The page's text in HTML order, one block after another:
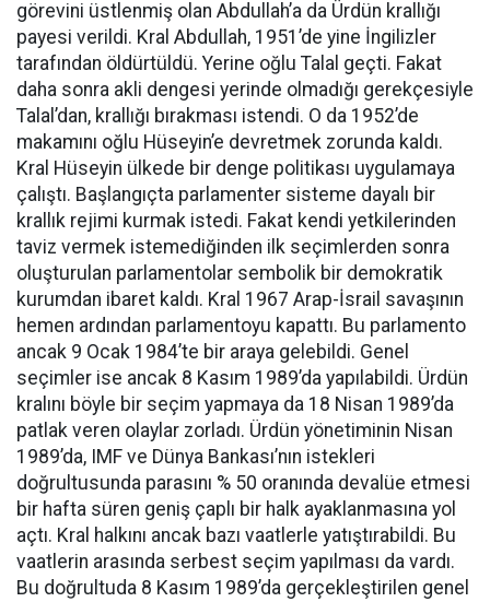
görevini üstlenmiş olan Abdullah’a da Ürdün krallığı
payesi verildi. Kral Abdullah, 1951’de yine İngilizler
tarafından öldürtüldü. Yerine oğlu Talal geçti. Fakat
daha sonra akli dengesi yerinde olmadığı gerekçesiyle
Talal’dan, krallığı bırakması istendi. O da 1952’de
makamını oğlu Hüseyin’e devretmek zorunda kaldı.
Kral Hüseyin ülkede bir denge politikası uygulamaya
çalıştı. Başlangıçta parlamenter sisteme dayalı bir
krallık rejimi kurmak istedi. Fakat kendi yetkilerinden
taviz vermek istemediğinden ilk seçimlerden sonra
oluşturulan parlamentolar sembolik bir demokratik
kurumdan ibaret kaldı. Kral 1967 Arap-İsrail savaşının
hemen ardından parlamentoyu kapattı. Bu parlamento
ancak 9 Ocak 1984’te bir araya gelebildi. Genel
seçimler ise ancak 8 Kasım 1989’da yapılabildi. Ürdün
kralını böyle bir seçim yapmaya da 18 Nisan 1989’da
patlak veren olaylar zorladı. Ürdün yönetiminin Nisan
1989’da, IMF ve Dünya Bankası’nın istekleri
doğrultusunda parasını % 50 oranında devalüe etmesi
bir hafta süren geniş çaplı bir halk ayaklanmasına yol
açtı. Kral halkını ancak bazı vaatlerle yatıştırabildi. Bu
vaatlerin arasında serbest seçim yapılması da vardı.
Bu doğrultuda 8 Kasım 1989’da gerçekleştirilen genel